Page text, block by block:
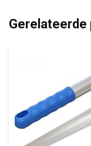
Gerelateerde